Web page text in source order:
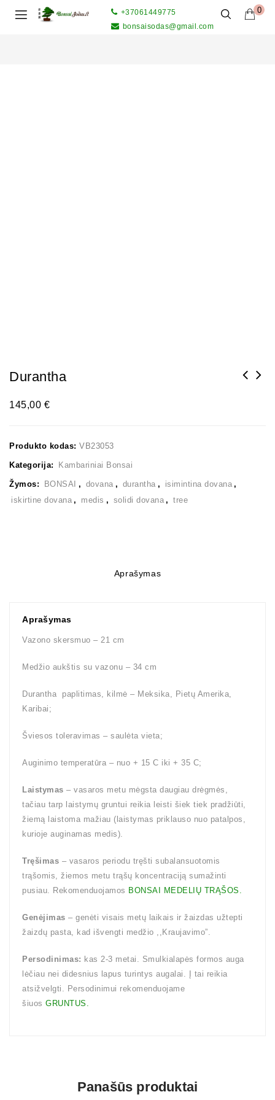
0
+37061449775
bonsaisodas@gmail.com
Durantha
145,00€
Produkto kodas: VB23053
Kategorija: Kambariniai Bonsai
Žymos: BONSAI , dovana , durantha , isimintina dovana ,
iskirtine dovana , medis , solidi dovana , tree
Aprašymas
Aprašymas
Vazono skersmuo – 21 cm
Medžio aukštis su vazonu – 34 cm
Durantha paplitimas, kilmė – Meksika, Pietų Amerika,
Karibai;
Šviesos toleravimas – saulėta vieta;
Auginimo temperatūra – nuo + 15 C iki + 35 C;
Laistymas – vasaros metu mėgsta daugiau drėgmės,
tačiau tarp laistymų gruntui reikia leisti šiek tiek pradžiūti,
žiemą laistoma mažiau (laistymas priklauso nuo patalpos,
kurioje auginamas medis).
Tręšimas – vasaros periodu tręšti subalansuotomis
trąšomis, žiemos metu trąšų koncentraciją sumažinti
pusiau. Rekomenduojamos BONSAI MEDELIŲ TRĄŠOS.
Genėjimas – genėti visais metų laikais ir žaizdas užtepti
žaizdų pasta, kad išvengti medžio ,,Kraujavimo”.
Persodinimas: kas 2-3 metai. Smulkialapės formos auga
lėčiau nei didesnius lapus turintys augalai. Į tai reikia
atsižvelgti. Persodinimui rekomenduojame
šiuos GRUNTUS.
Panašūs produktai